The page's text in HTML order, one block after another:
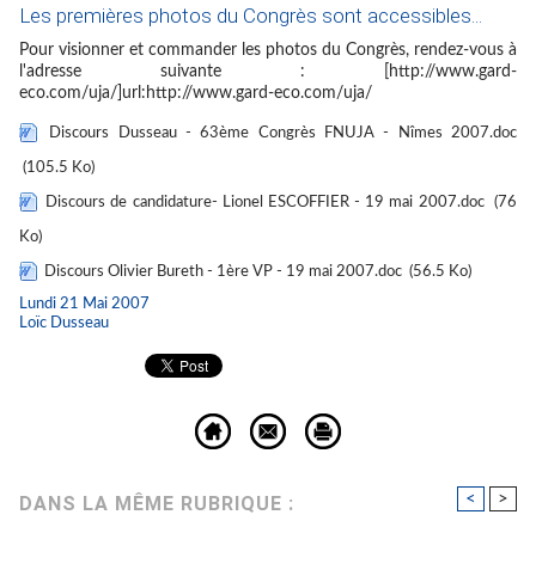
Les premières photos du Congrès sont accessibles...
Pour visionner et commander les photos du Congrès, rendez-vous à
l'adresse suivante : [http://www.gard-
eco.com/uja/]url:http://www.gard-eco.com/uja/
Discours Dusseau - 63ème Congrès FNUJA - Nîmes 2007.doc
(105.5 Ko)
Discours de candidature- Lionel ESCOFFIER - 19 mai 2007.doc (76
Ko)
Discours Olivier Bureth - 1ère VP - 19 mai 2007.doc (56.5 Ko)
Lundi 21 Mai 2007
Loïc Dusseau
DANS LA MÊME RUBRIQUE : < >